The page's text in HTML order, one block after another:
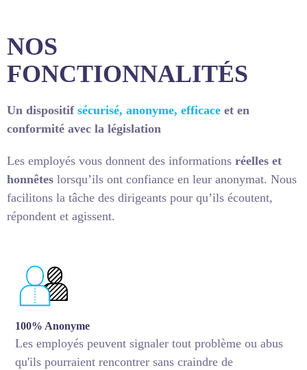
NOS
FONCTIONNALITÉS
Un dispositif sécurisé, anonyme, efficace et en
conformité avec la législation
Les employés vous donnent des informations réelles et
honnêtes lorsqu’ils ont confiance en leur anonymat. Nous
facilitons la tâche des dirigeants pour qu’ils écoutent,
répondent et agissent.
100% Anonyme
Les employés peuvent signaler tout problème ou abus
qu'ils pourraient rencontrer sans craindre de